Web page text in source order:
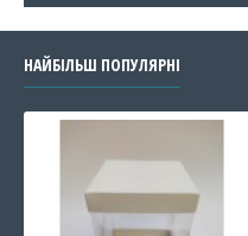
НАЙБІЛЬШ ПОПУЛЯРНІ